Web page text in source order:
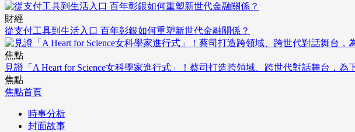
財經
從支付工具到生活入口 百年彰銀如何重塑新世代金融關係？
焦點
見證「A Heart for Science女科學家進行式」！蔡司打造跨領域、跨世代對話舞台，為
焦點
焦點首頁
時事分析
封面故事